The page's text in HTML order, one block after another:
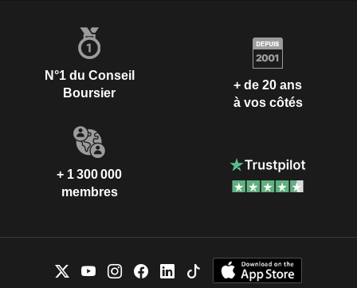
N°1 du Conseil
Boursier
+ de 20 ans
à vos côtés
+ 1 300 000
membres